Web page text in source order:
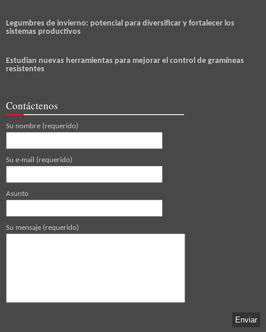
Legumbres de invierno: potencial para diversificar y fortalecer los
sistemas productivos
Estudian nuevas herramientas para mejorar el control de gramíneas
resistentes
Contáctenos
Su nombre (requerido)
Su e-mail (requerido)
Asunto
Su mensaje (requerido)